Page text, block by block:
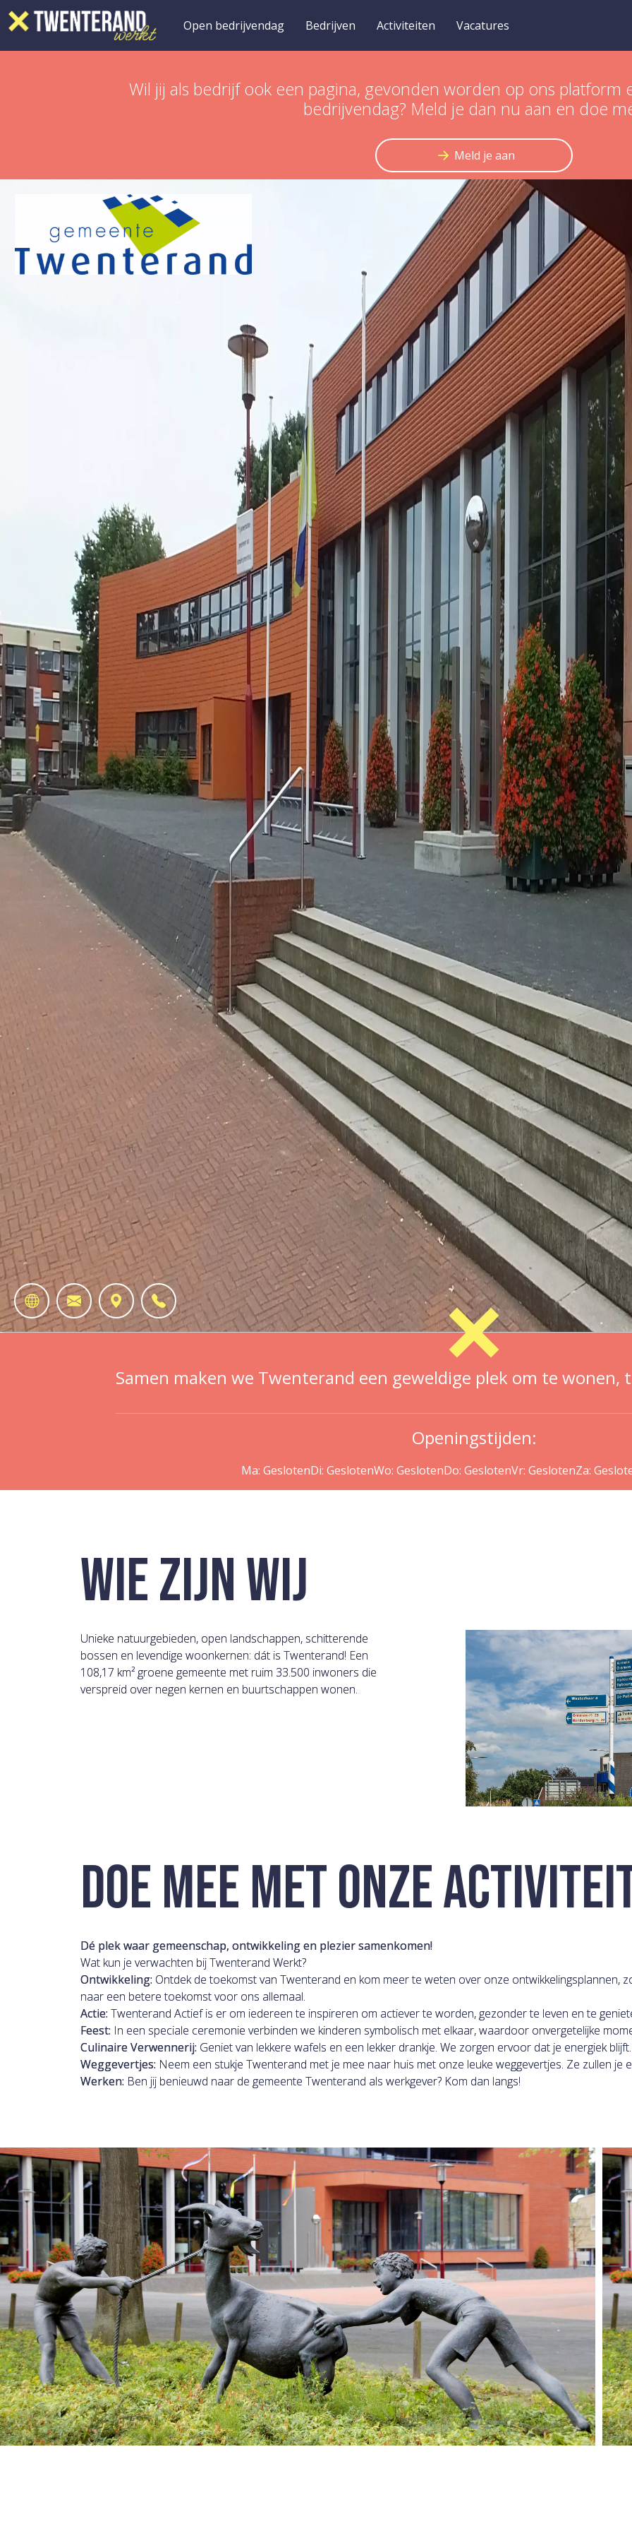
Open bedrijvendag Bedrijven Activiteiten Vacatures
Wil jij als bedrijf ook een pagina, gevonden worden op ons
bedrijvendag? Meld je dan nu aan en doe
Meld je aan
Samen maken we Twenterand een geweldige plek om te wonen,
Openingstijden:
Ma: GeslotenDi: GeslotenWo: GeslotenDo: GeslotenVr: GeslotenZa:
WIE ZIJN WIJ
Unieke natuurgebieden, open landschappen, schitterende
bossen en levendige woonkernen: dát is Twenterand! Een
108,17 km² groene gemeente met ruim 33.500 inwoners die
verspreid over negen kernen en buurtschappen wonen.
DOE MEE MET ONZE
Dé plek waar gemeenschap, ontwikkeling en plezier samenkomen!
Wat kun je verwachten bij Twenterand Werkt?
Ontwikkeling: Ontdek de toekomst van Twenterand en kom meer te weten over onze ontwikkelingsplannen,
naar een betere toekomst voor ons allemaal.
Actie: Twenterand Actief is er om iedereen te inspireren om actiever te worden, gezonder te leven en te
Feest: In een speciale ceremonie verbinden we kinderen symbolisch met elkaar, waardoor onvergetelijke
Culinaire Verwennerij: Geniet van lekkere wafels en een lekker drankje. We zorgen ervoor dat je energiek blijft.
Weggevertjes: Neem een stukje Twenterand met je mee naar huis met onze leuke weggevertjes. Ze zullen je
Werken: Ben jij benieuwd naar de gemeente Twenterand als werkgever? Kom dan langs!